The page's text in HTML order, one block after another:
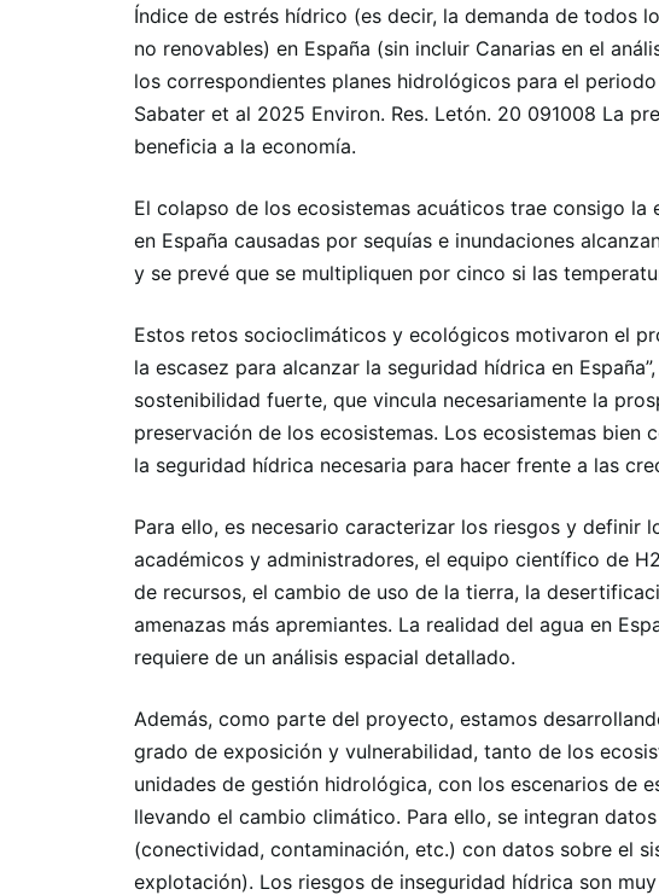
Índice de estrés hídrico (es decir, la demanda de todos
no renovables) en España (sin incluir Canarias en el
los correspondientes planes hidrológicos para el
Sabater et al 2025 Environ. Res. Letón. 20 091008 La
beneficia a la economía.
El colapso de los ecosistemas acuáticos trae consigo la
en España causadas por sequías e inundaciones
y se prevé que se multipliquen por cinco si las
Estos retos socioclimáticos y ecológicos motivaron el
la escasez para alcanzar la seguridad hídrica en
sostenibilidad fuerte, que vincula necesariamente la
preservación de los ecosistemas. Los ecosistemas bien
la seguridad hídrica necesaria para hacer frente a las
Para ello, es necesario caracterizar los riesgos y definir
académicos y administradores, el equipo científico de
de recursos, el cambio de uso de la tierra, la
amenazas más apremiantes. La realidad del agua en
requiere de un análisis espacial detallado.
Además, como parte del proyecto, estamos
grado de exposición y vulnerabilidad, tanto de los
unidades de gestión hidrológica, con los escenarios de
llevando el cambio climático. Para ello, se integran
(conectividad, contaminación, etc.) con datos sobre el
explotación). Los riesgos de inseguridad hídrica son